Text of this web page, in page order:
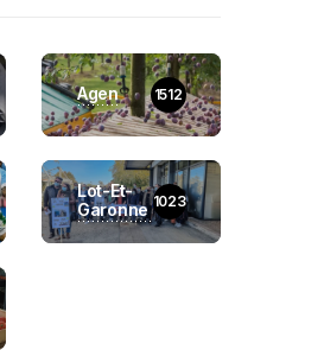
Agen 1512
Lot-Et-
Garonne 1023